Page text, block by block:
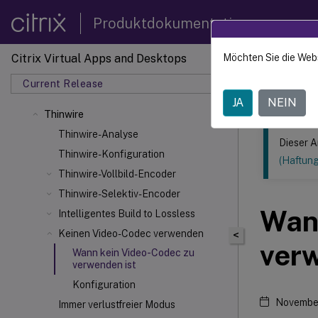
Produktdokumentation
Citrix Virtual Apps and Desktops
Current Release
Thinwire
Thinwire-Analyse
Thinwire-Konfiguration
Thinwire-Vollbild-Encoder
Thinwire-Selektiv-Encoder
Intelligentes Build to Lossless
Keinen Video-Codec verwenden
Wann kein Video-Codec zu
verwenden ist
Konfiguration
Immer verlustfreier Modus
Dieser Inhalt
Citrix
<
Dieser
Möchten Sie die
JA NEIN